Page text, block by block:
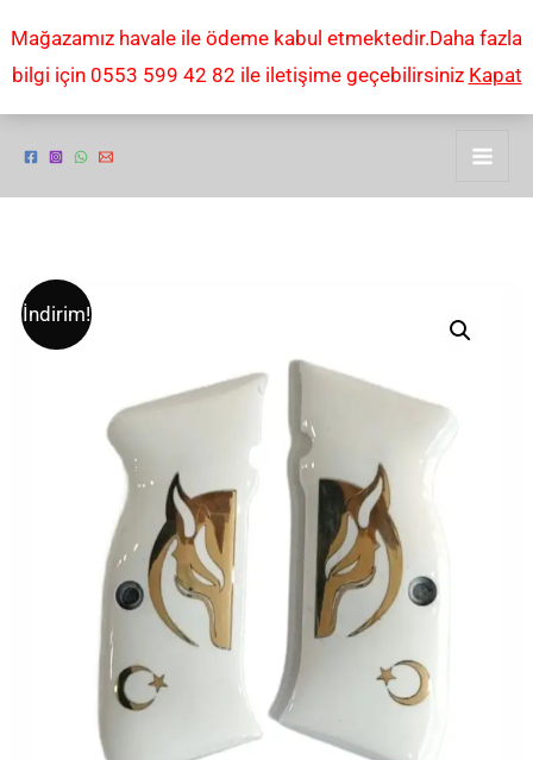
Mağazamız havale ile ödeme kabul etmektedir.Daha fazla
bilgi için 0553 599 42 82 ile iletişime geçebilirsiniz Kapat
İndirim!
fiyat:
₺1.500,00.
andaki
fiyat:
₺800,00.
Sarsılmaz
kılınç